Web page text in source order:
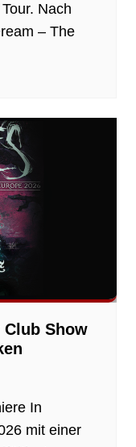
Nach
– The
Show
In
mit einer